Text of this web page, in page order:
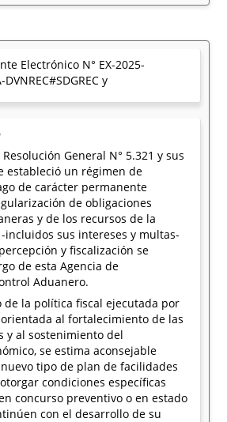
Electrónico N° EX-2025-
y
General N° 5.321 y sus
estableció un régimen de
de carácter permanente
de obligaciones
y de los recursos de la
incluidos sus intereses y multas-
y fiscalización se
de esta Agencia de
Aduanero.
de la política fiscal ejecutada por
al fortalecimiento de las
y al sostenimiento del
se estima aconsejable
tipo de plan de facilidades
condiciones específicas
concurso preventivo o en estado
con el desarrollo de su